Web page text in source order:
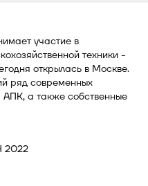
участие в
техники -
открылась в Москве.
ряд современных
а также собственные